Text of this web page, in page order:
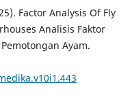
Factor Analysis Of Fly
Analisis Faktor
Ayam.